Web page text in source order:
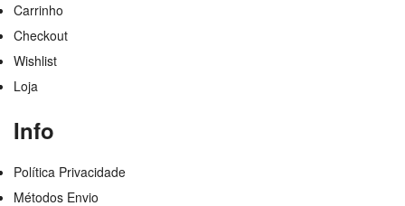
Carrinho
Checkout
Wishlist
Loja
Info
Política Privacidade
Métodos Envio